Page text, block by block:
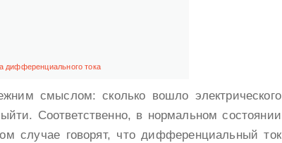
дифференциального тока
смыслом: сколько вошло электрического
Соответственно, в нормальном состоянии
случае говорят, что дифференциальный ток